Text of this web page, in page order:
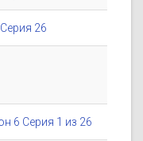
26
6 Серия 1 из 26